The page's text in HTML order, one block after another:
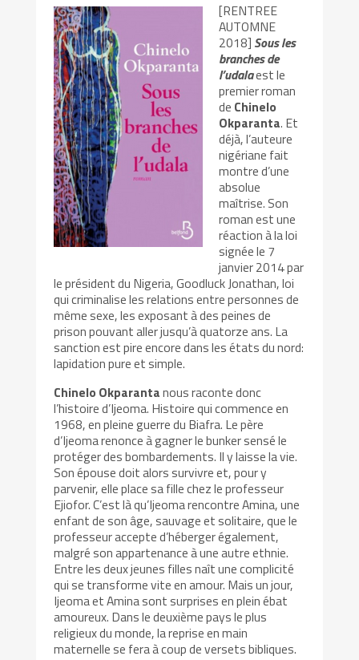
[RENTREE
AUTOMNE
2018] Sous les
branches de
l’udalaest le
premier roman
de Chinelo
Okparanta. Et
déjà, l’auteure
nigériane fait
montre d’une
absolue
maîtrise. Son
roman est une
réaction à la loi
signée le 7
janvier 2014 par
le président du Nigeria, Goodluck Jonathan, loi
qui criminalise les relations entre personnes de
même sexe, les exposant à des peines de
prison pouvant aller jusqu’à quatorze ans. La
sanction est pire encore dans les états du nord:
lapidation pure et simple.
Chinelo Okparantanous raconte donc
l’histoire d’Ijeoma. Histoire qui commence en
1968, en pleine guerre du Biafra. Le père
d’Ijeoma renonce à gagner le bunker sensé le
protéger des bombardements. Il y laisse la vie.
Son épouse doit alors survivre et, pour y
parvenir, elle place sa fille chez le professeur
Ejiofor. C’est là qu’Ijeoma rencontre Amina, une
enfant de son âge, sauvage et solitaire, que le
professeur accepte d’héberger également,
malgré son appartenance à une autre ethnie.
Entre les deux jeunes filles naît une complicité
qui se transforme vite en amour. Mais un jour,
Ijeoma et Amina sont surprises en plein ébat
amoureux. Dans le deuxième pays le plus
religieux du monde, la reprise en main
maternelle se fera à coup de versets bibliques.